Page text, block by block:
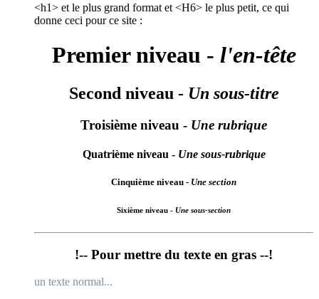
<h1> et le plus grand format et <H6> le plus petit, ce qui
donne ceci pour ce site :
Premier niveau - l'en-tête
Second niveau - Un sous-titre
Troisième niveau - Une rubrique
Quatrième niveau - Une sous-rubrique
Cinquième niveau - Une section
Sixième niveau - Une sous-section
!-- Pour mettre du texte en gras --!
un texte normal...